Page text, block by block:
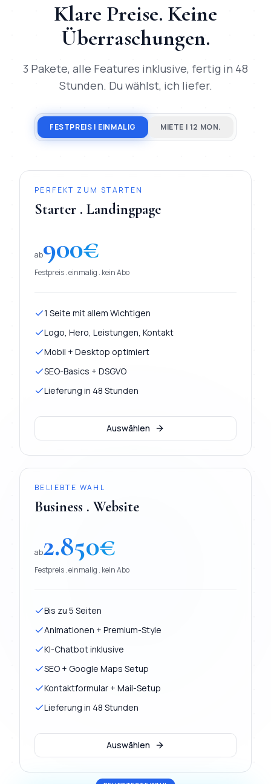
Klare Preise. Keine
Überraschungen.
3 Pakete, alle Features inklusive, fertig in 48
Stunden. Du wählst, ich liefer.
FESTPREIS | EINMALIG MIETE | 12 MON.
PERFEKT ZUM STARTEN
Starter . Landingpage
ab900€
Festpreis . einmalig . kein Abo
1 Seite mit allem Wichtigen
Logo, Hero, Leistungen, Kontakt
Mobil + Desktop optimiert
SEO-Basics + DSGVO
Lieferung in 48 Stunden
Auswählen
BELIEBTE WAHL
Business . Website
ab2.850€
Festpreis . einmalig . kein Abo
Bis zu 5 Seiten
Animationen + Premium-Style
KI-Chatbot inklusive
SEO + Google Maps Setup
Kontaktformular + Mail-Setup
Lieferung in 48 Stunden
Auswählen